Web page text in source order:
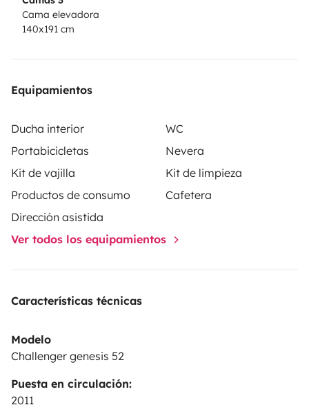
Cama elevadora
140x191 cm
Equipamientos
Ducha interior
WC
Portabicicletas
Nevera
Kit de vajilla
Kit de limpieza
Productos de consumo
Cafetera
Dirección asistida
Ver todos los equipamientos
Características técnicas
Modelo
Challenger genesis 52
Puesta en circulación:
2011